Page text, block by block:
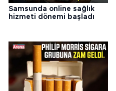
Samsunda online sağlık
hizmeti dönemi başladı